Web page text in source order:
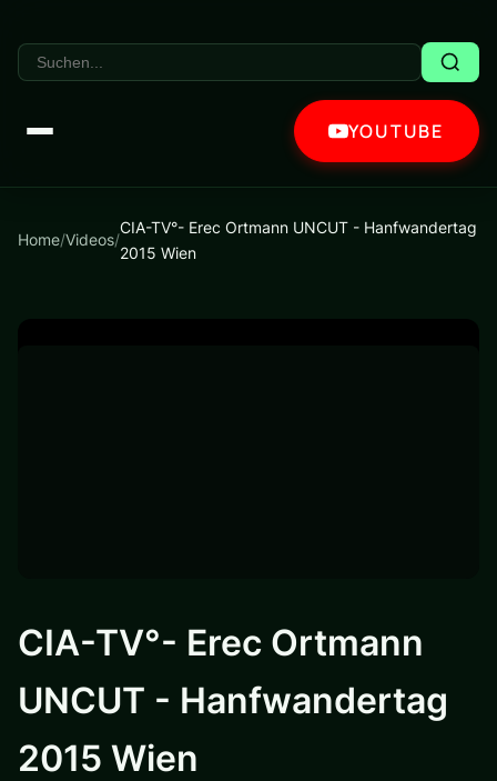
YOUTUBE
Home/Videos/
CIA-TV°- Erec Ortmann UNCUT - Hanfwandertag
2015 Wien
CIA-TV°- Erec Ortmann
UNCUT - Hanfwandertag
2015 Wien